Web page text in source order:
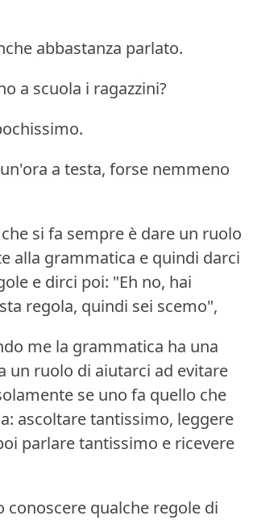
abbastanza parlato.
a scuola i ragazzini?
a testa, forse nemmeno
si fa sempre è dare un ruolo
alla grammatica e quindi darci
e dirci poi: "Eh no, hai
regola, quindi sei scemo",
me la grammatica ha una
un ruolo di aiutarci ad evitare
se uno fa quello che
ascoltare tantissimo, leggere
parlare tantissimo e ricevere
conoscere qualche regole di